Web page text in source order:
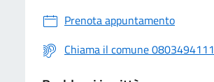
Prenota appuntamento
Chiama il comune 0803494111